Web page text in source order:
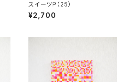
スイーツP（25）
¥2,700